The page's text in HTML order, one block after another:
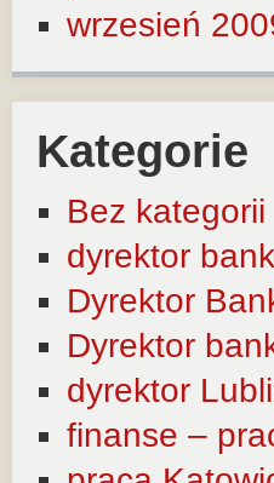
wrzesień
Kategorie
Bez kategorii
dyrektor
Dyrektor
Dyrektor
dyrektor
finanse –